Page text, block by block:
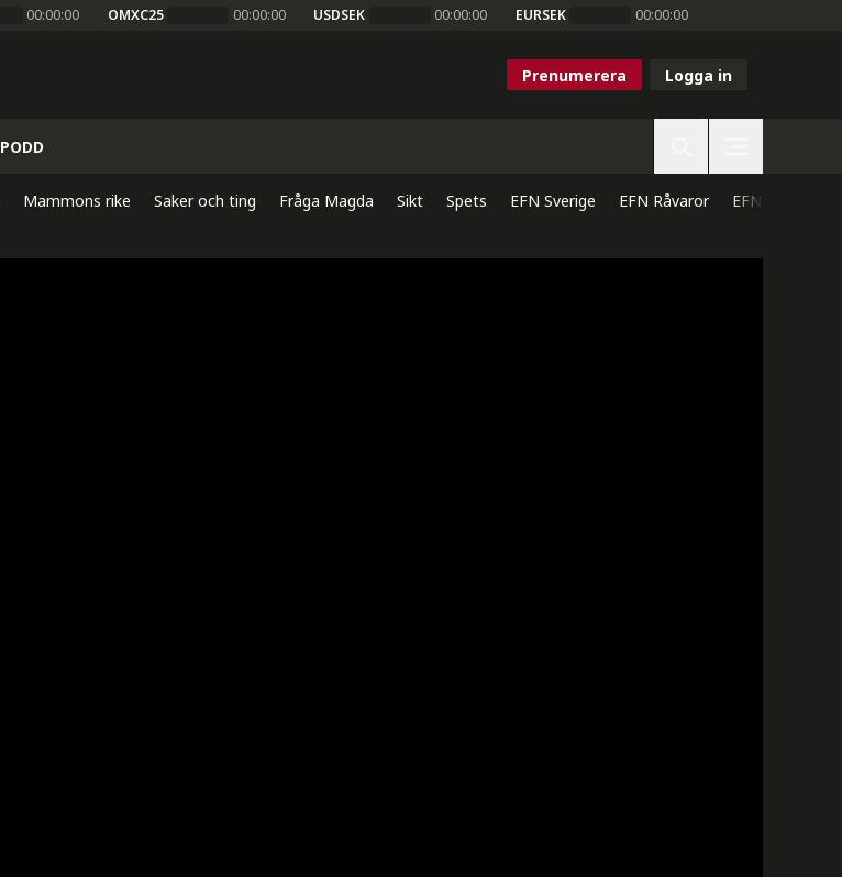
00:00:00 OMXC25 00:00:00 USDSEK 00:00:00 EURSEK 00:00:00
Prenumerera Logga in
PODD
Mammons rike Saker och ting Fråga Magda Sikt Spets EFN Sverige EFN Råvaror EFN Direkt